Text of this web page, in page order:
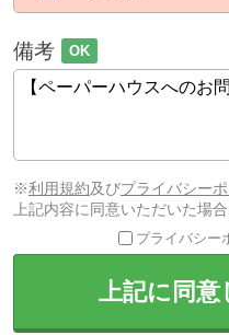
備考 OK
※利用規約及びプライバシー
上記内容に同意いただいた場
プライバシー
上記に同意